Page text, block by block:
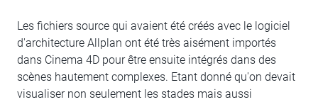
Les fichiers source qui avaient été créés avec le logiciel
d'architecture Allplan ont été très aisément importés
dans Cinema 4D pour être ensuite intégrés dans des
scènes hautement complexes. Etant donné qu'on devait
visualiser non seulement les stades mais aussi